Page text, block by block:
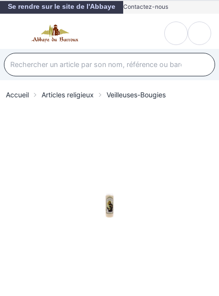
Se rendre sur le site de l'Abbaye Contactez-nous
Accueil Articles religieux Veilleuses-Bougies